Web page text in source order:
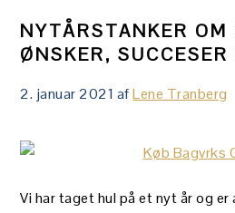
NYTÅRSTANKER
ØNSKER,
2. januar 2021 afLene Tranberg
Vi har taget hul på et nyt år og